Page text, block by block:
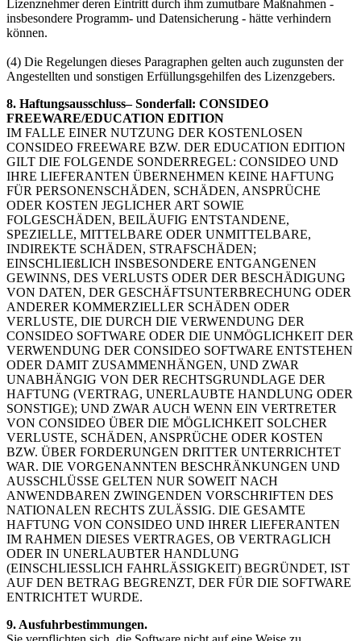
Lizenznehmer deren Eintritt durch ihm zumutbare Maßnahmen -
insbesondere Programm- und Datensicherung - hätte verhindern
können.
(4) Die Regelungen dieses Paragraphen gelten auch zugunsten der
Angestellten und sonstigen Erfüllungsgehilfen des Lizenzgebers.
8. Haftungsausschluss– Sonderfall: CONSIDEO
FREEWARE/EDUCATION EDITION
IM FALLE EINER NUTZUNG DER KOSTENLOSEN
CONSIDEO FREEWARE BZW. DER EDUCATION EDITION
GILT DIE FOLGENDE SONDERREGEL: CONSIDEO UND
IHRE LIEFERANTEN ÜBERNEHMEN KEINE HAFTUNG
FÜR PERSONENSCHÄDEN, SCHÄDEN, ANSPRÜCHE
ODER KOSTEN JEGLICHER ART SOWIE
FOLGESCHÄDEN, BEILÄUFIG ENTSTANDENE,
SPEZIELLE, MITTELBARE ODER UNMITTELBARE,
INDIREKTE SCHÄDEN, STRAFSCHÄDEN;
EINSCHLIEßLICH INSBESONDERE ENTGANGENEN
GEWINNS, DES VERLUSTS ODER DER BESCHÄDIGUNG
VON DATEN, DER GESCHÄFTSUNTERBRECHUNG ODER
ANDERER KOMMERZIELLER SCHÄDEN ODER
VERLUSTE, DIE DURCH DIE VERWENDUNG DER
CONSIDEO SOFTWARE ODER DIE UNMÖGLICHKEIT DER
VERWENDUNG DER CONSIDEO SOFTWARE ENTSTEHEN
ODER DAMIT ZUSAMMENHÄNGEN, UND ZWAR
UNABHÄNGIG VON DER RECHTSGRUNDLAGE DER
HAFTUNG (VERTRAG, UNERLAUBTE HANDLUNG ODER
SONSTIGE); UND ZWAR AUCH WENN EIN VERTRETER
VON CONSIDEO ÜBER DIE MÖGLICHKEIT SOLCHER
VERLUSTE, SCHÄDEN, ANSPRÜCHE ODER KOSTEN
BZW. ÜBER FORDERUNGEN DRITTER UNTERRICHTET
WAR. DIE VORGENANNTEN BESCHRÄNKUNGEN UND
AUSSCHLÜSSE GELTEN NUR SOWEIT NACH
ANWENDBAREN ZWINGENDEN VORSCHRIFTEN DES
NATIONALEN RECHTS ZULÄSSIG. DIE GESAMTE
HAFTUNG VON CONSIDEO UND IHRER LIEFERANTEN
IM RAHMEN DIESES VERTRAGES, OB VERTRAGLICH
ODER IN UNERLAUBTER HANDLUNG
(EINSCHLIESSLICH FAHRLÄSSIGKEIT) BEGRÜNDET, IST
AUF DEN BETRAG BEGRENZT, DER FÜR DIE SOFTWARE
ENTRICHTET WURDE.
9. Ausfuhrbestimmungen.